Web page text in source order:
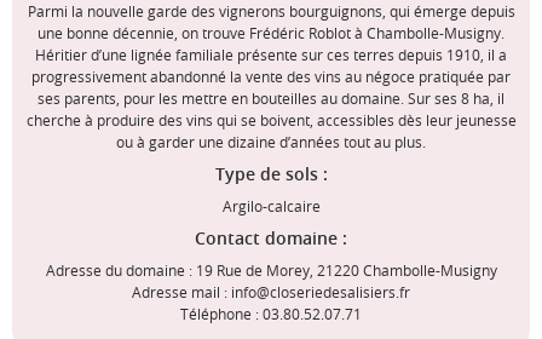
Parmi la nouvelle garde des vignerons bourguignons, qui émerge depuis
une bonne décennie, on trouve Frédéric Roblot à Chambolle-Musigny.
Héritier d’une lignée familiale présente sur ces terres depuis 1910, il a
progressivement abandonné la vente des vins au négoce pratiquée par
ses parents, pour les mettre en bouteilles au domaine. Sur ses 8 ha, il
cherche à produire des vins qui se boivent, accessibles dès leur jeunesse
ou à garder une dizaine d’années tout au plus.
Type de sols :
Argilo-calcaire
Contact domaine :
Adresse du domaine : 19 Rue de Morey, 21220 Chambolle-Musigny
Adresse mail : info@closeriedesalisiers.fr
Téléphone : 03.80.52.07.71